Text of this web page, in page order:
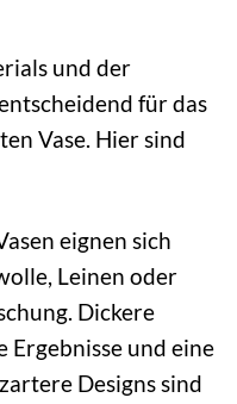
und der
für das
Vase. Hier sind
eignen sich
Leinen oder
Dickere
Ergebnisse und eine
Designs sind